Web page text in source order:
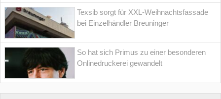
Texsib sorgt für XXL-Weihnachtsfassade
bei Einzelhändler Breuninger
So hat sich Primus zu einer besonderen
Onlinedruckerei gewandelt